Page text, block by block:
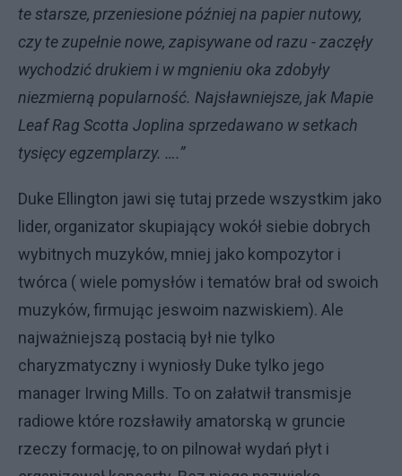
te starsze, przeniesione później na papier nutowy,
czy te zupełnie nowe, zapisywane od razu - zaczęły
wychodzić drukiem i w mgnieniu oka zdobyły
niezmierną popularność. Najsławniejsze, jak Mapie
Leaf Rag Scotta Joplina sprzedawano w setkach
tysięcy egzemplarzy. ….”
Duke Ellington jawi się tutaj przede wszystkim jako
lider, organizator skupiający wokół siebie dobrych
wybitnych muzyków, mniej jako kompozytor i
twórca ( wiele pomysłów i tematów brał od swoich
muzyków, firmując jeswoim nazwiskiem). Ale
najważniejszą postacią był nie tylko
charyzmatyczny i wyniosły Duke tylko jego
manager Irwing Mills. To on załatwił transmisje
radiowe które rozsławiły amatorską w gruncie
rzeczy formację, to on pilnował wydań płyt i